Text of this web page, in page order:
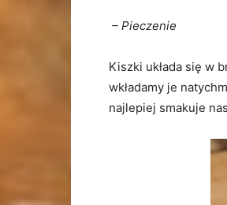
– Pieczenie
Kiszki układa się w
wkładamy je
najlepiej smakuje